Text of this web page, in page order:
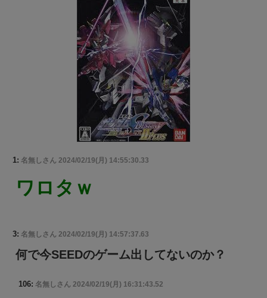
1: 名無しさん 2024/02/19(月) 14:55:30.33
ワロタｗ
3: 名無しさん 2024/02/19(月) 14:57:37.63
何で今SEEDのゲーム出してないのか？
106: 名無しさん 2024/02/19(月) 16:31:43.52